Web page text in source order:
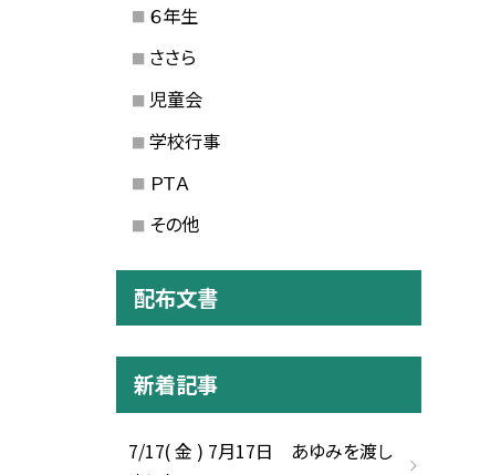
６年生
ささら
児童会
学校行事
ＰＴＡ
その他
配布文書
新着記事
7/17( 金 ) 7月17日 あゆみを渡し